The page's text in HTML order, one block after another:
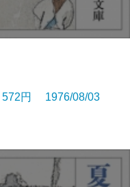
円 1976/08/03